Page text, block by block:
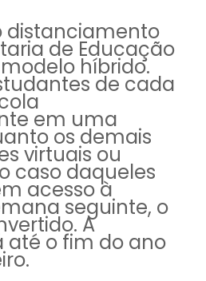
distanciamento
de Educação
híbrido.
de cada
em uma
os demais
virtuais ou
caso daqueles
acesso à
seguinte, o
A
até o fim do ano